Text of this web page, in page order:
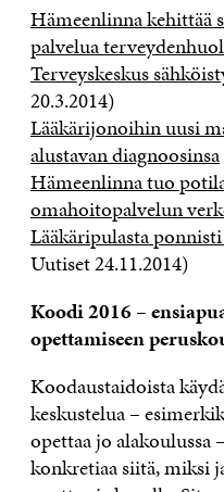
Hämeenlinna kehittää
palvelua
Terveyskeskus
20.3.2014)
Lääkärijonoihin uusi
alustavan diagnoosinsa
Hämeenlinna tuo
omahoitopalvelun
Lääkäripulasta
Uutiset 24.11.2014)
Koodi 2016 –
opettamiseen
Koodaustaidoista
keskustelua –
opettaa jo alakoulussa
konkretiaa siitä, miksi